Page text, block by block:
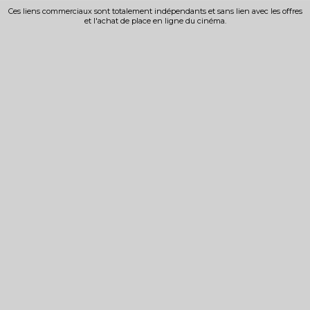
Ces liens commerciaux sont totalement indépendants et sans lien avec les offres
et l'achat de place en ligne du cinéma.